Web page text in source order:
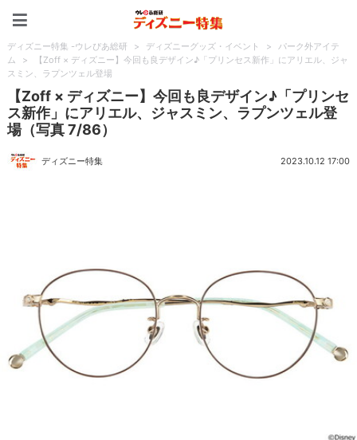
ディズニー特集 -ウレぴあ総研 > ディズニーグッズ・イベント >
パーク外アイテ
ム
>
【Zoff × ディズニー】今回も良デザイン♪「プリンセス新作」にアリエル、ジャ
スミン、ラプンツェル登場
【Zoff × ディズニー】今回も良デザイン♪「プリンセ
ス新作」にアリエル、ジャスミン、ラプンツェル登
場（写真 7/86）
ディズニー特集 2023.10.12 17:00